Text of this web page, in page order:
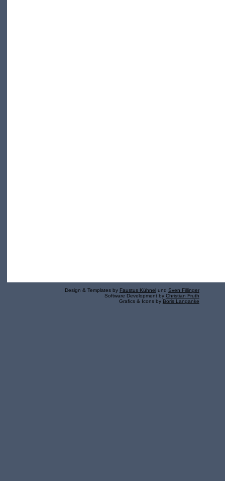
Design & Templates by Faustus Kühnel und Sven Fillinger
Software Development by Christian Fruth
Grafics & Icons by Boris Langanke